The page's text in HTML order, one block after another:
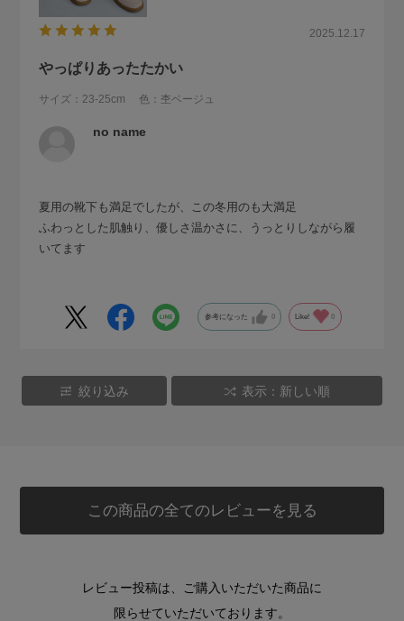
2025.12.17
やっぱりあったたかい
サイズ：23-25cm 色：杢ベージュ
no name
夏用の靴下も満足でしたが、この冬用のも大満足
ふわっとした肌触り、優しさ温かさに、うっとりしながら履
いてます
参考になった 0 Like! 0
絞り込み 表示：新しい順
この商品の全てのレビューを見る
レビュー投稿は、ご購入いただいた商品に
限らせていただいております。